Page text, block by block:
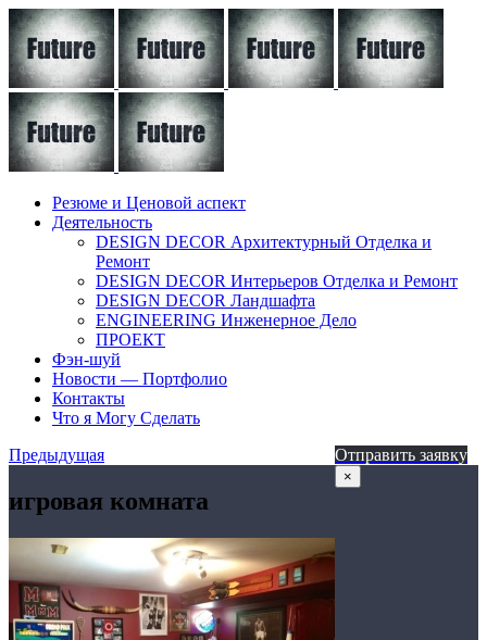
Резюме и Ценовой аспект
Деятельность
DESIGN DECOR Архитектурный Отделка и
Ремонт
DESIGN DECOR Интерьеров Отделка и Ремонт
DESIGN DECOR Ландшафта
ENGINEERING Инженерное Дело
ПРОЕКТ
Фэн-шуй
Новости — Портфолио
Контакты
Что я Могу Сделать
Предыдущая
игровая комната
Отправить заявку
×